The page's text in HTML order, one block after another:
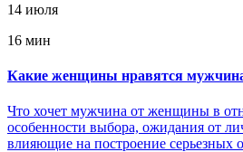
14 июля
16 мин
Какие женщины нравятся
Что хочет мужчина от женщины в
особенности выбора, ожидания от
влияющие на построение серьезных